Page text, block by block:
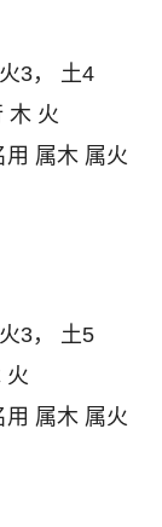
3， 土4
木 火
属木 属火
3， 土5
火
属木 属火